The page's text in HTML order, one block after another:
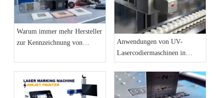
Warum immer mehr Hersteller
zur Kennzeichnung von
umsteigen
Anwendungen von UV-
Lasercodiermaschinen in
Produktionslinien in der
Werkstatt